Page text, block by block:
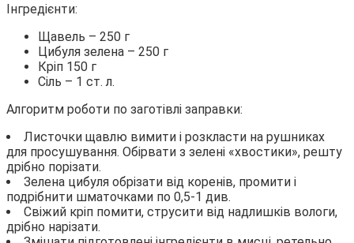
Інгредієнти:
Щавель – 250 г
Цибуля зелена – 250 г
Кріп 150 г
Сіль – 1 ст. л.
Алгоритм роботи по заготівлі заправки:
Листочки щавлю вимити і розкласти на рушниках
для просушування. Обірвати з зелені «хвостики», решту
дрібно порізати.
Зелена цибуля обрізати від коренів, промити і
подрібнити шматочками по 0,5-1 див.
Свіжий кріп помити, струсити від надлишків вологи,
дрібно нарізати.